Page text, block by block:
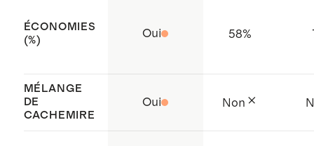
ÉCONOMIES
(%)
Oui 58%
MÉLANGE
DE
CACHEMIRE
Oui Non